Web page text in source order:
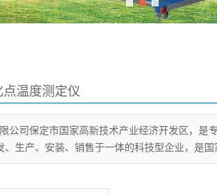
1 2 3
温度测定仪
公司保定市国家高新技术产业经济开发区，
、生产、安装、销售于一体的科技型企业，是